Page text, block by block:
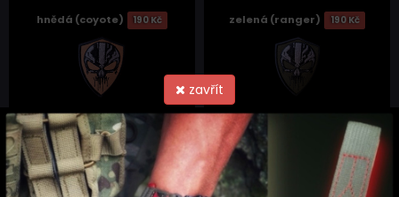
zavřít
hnědá (coyote) 190 Kč zelená (ranger) 190 Kč